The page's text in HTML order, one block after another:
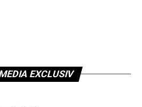
EXCLUSIV